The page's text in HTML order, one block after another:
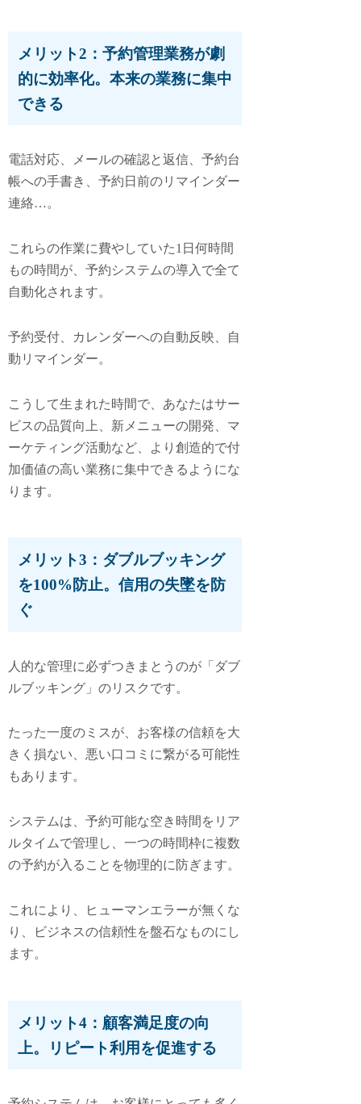
メリット2：予約管理業務が劇
的に効率化。本来の業務に集中
できる
電話対応、メールの確認と返信、予約台
帳への手書き、予約日前のリマインダー
連絡…。
これらの作業に費やしていた1日何時間
もの時間が、予約システムの導入で全て
自動化されます。
予約受付、カレンダーへの自動反映、自
動リマインダー。
こうして生まれた時間で、あなたはサー
ビスの品質向上、新メニューの開発、マ
ーケティング活動など、より創造的で付
加価値の高い業務に集中できるようにな
ります。
メリット3：ダブルブッキング
を100%防止。信用の失墜を防
ぐ
人的な管理に必ずつきまとうのが「ダブ
ルブッキング」のリスクです。
たった一度のミスが、お客様の信頼を大
きく損ない、悪い口コミに繋がる可能性
もあります。
システムは、予約可能な空き時間をリア
ルタイムで管理し、一つの時間枠に複数
の予約が入ることを物理的に防ぎます。
これにより、ヒューマンエラーが無くな
り、ビジネスの信頼性を盤石なものにし
ます。
メリット4：顧客満足度の向
上。リピート利用を促進する